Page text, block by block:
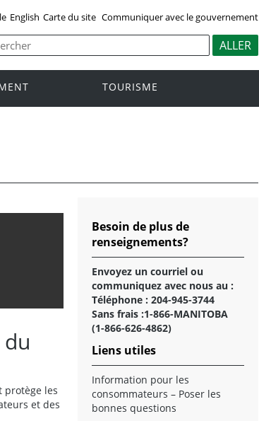
English Carte du site Communiquer avec le gouvernement
TOURISME
protège les
et des
Besoin de plus de
renseignements?
Envoyez un courriel ou
communiquez avec nous au :
Téléphone : 204-945-3744
Sans frais :1-866-MANITOBA
(1-866-626-4862)
Liens utiles
Information pour les
consommateurs – Poser les
bonnes questions